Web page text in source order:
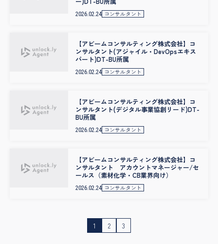
2026.02.24 コンサルタント
【アビームコンサルティング株式会社】コ
ンサルタント(アジャイル・DevOpsエキス
パート)DT-BU所属
2026.02.24 コンサルタント
【アビームコンサルティング株式会社】コ
ンサルタント(デジタル事業協創リード)DT-
BU所属
2026.02.24 コンサルタント
【アビームコンサルティング株式会社】コ
ンサルタント アカウントマネージャー/セ
ールス（素材化学・CB業界向け）
2026.02.24 コンサルタント
1 2 3